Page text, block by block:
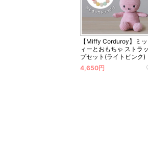
【Miffy Corduroy】ミ
ィーとおもちゃ ストラ
プセット(ライトピンク)
4,650円